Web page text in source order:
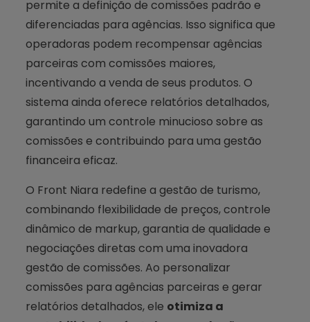
permite a definição de comissões padrão e
diferenciadas para agências. Isso significa que
operadoras podem recompensar agências
parceiras com comissões maiores,
incentivando a venda de seus produtos. O
sistema ainda oferece relatórios detalhados,
garantindo um controle minucioso sobre as
comissões e contribuindo para uma gestão
financeira eficaz.
O Front Niara redefine a gestão de turismo,
combinando flexibilidade de preços, controle
dinâmico de markup, garantia de qualidade e
negociações diretas com uma inovadora
gestão de comissões. Ao personalizar
comissões para agências parceiras e gerar
relatórios detalhados, ele otimiza a